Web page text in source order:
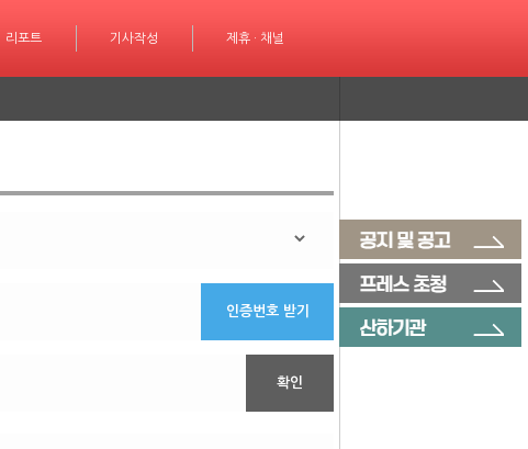
리포트 기사작성
기사작성 제휴 · 채널
제휴 · 채널
인증번호 받기
확인